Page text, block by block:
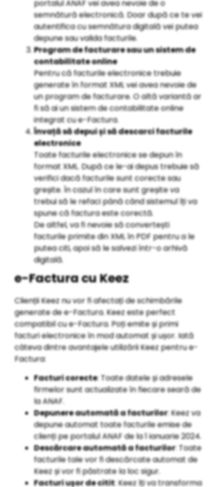
portalul ANAF vei avea nevoie de o
semnătură electronică. Doar după ce te vei
autentifica cu semnătura digitală vei putea
depune sau valida facturile.
Program de facturare sau un sistem de
contabilitate online
Pentru că facturile electronice trebuie
generate în format XML vei avea nevoie de
un program de facturare. O altă variantă ar
fi să ai un sistem de contabilitate online
integrat cu e-Factura.
Învață să depui și să descarci facturile
electronice
Toate facturile electronice se depun în
format XML. După ce le-ai depus trebuie să
verifici dacă facturile sunt corecte sau
greșite. În cazul în care sunt greșite va
trebui să le refaci până când sistemul îți va
spune că factura este corectă.
De altfel, va fi nevoie să convertești
facturile primite din XML în PDF pentru a le
putea citi, apoi să le salvezi într-o arhivă
digitală.
e-Factura cu Keez
Clienții Keez nu vor fi afectați de schimbările
generate de e-Factura. Keez este perfect
compatibil cu e-Factura. Poți emite și primi
facturi electronice în mod automat și ușor. Iată
câteva dintre avantajele utilizării Keez pentru e-
Factura:
Facturi corecte: Toate datele și adresele
firmelor sunt actualizate în fiecare seară de
la ANAF.
Depunere automată a facturilor: Keez va
depune automat toate facturile emise de
clienți pe portalul ANAF de la 1 ianuarie 2024.
Descărcare automată a facturilor: Toate
facturile tale vor fi descărcate automat de
Keez și vor fi păstrate la loc sigur.
Facturi ușor de citit: Keez îți va transforma